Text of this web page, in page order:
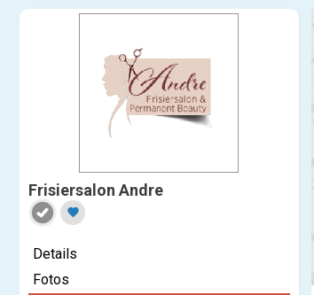
Frisiersalon Andre
favorite
Details
Fotos